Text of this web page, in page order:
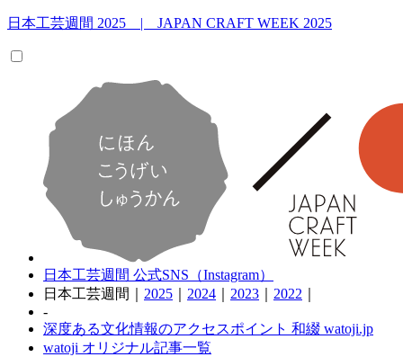
日本工芸週間 2025 | JAPAN CRAFT WEEK 2025
日本工芸週間 公式SNS（Instagram）
日本工芸週間｜ 2025 2024 2023 2022
-
深度ある文化情報のアクセスポイント 和綴 watoji.jp
watoji オリジナル記事一覧